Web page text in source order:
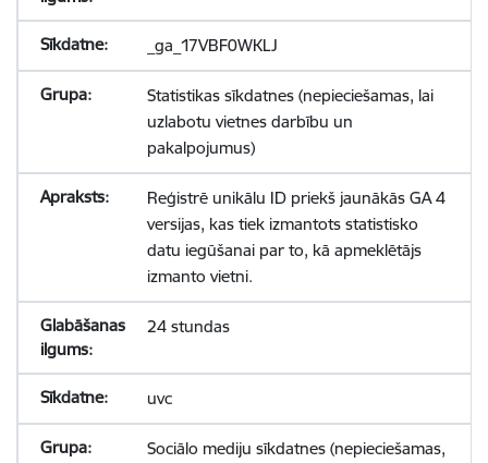
_ga_17VBF0WKLJ
Statistikas sīkdatnes (nepieciešamas, lai
uzlabotu vietnes darbību un
pakalpojumus)
Reģistrē unikālu ID priekš jaunākās GA 4
versijas, kas tiek izmantots statistisko
datu iegūšanai par to, kā apmeklētājs
izmanto vietni.
24 stundas
uvc
Sociālo mediju sīkdatnes (nepieciešamas,